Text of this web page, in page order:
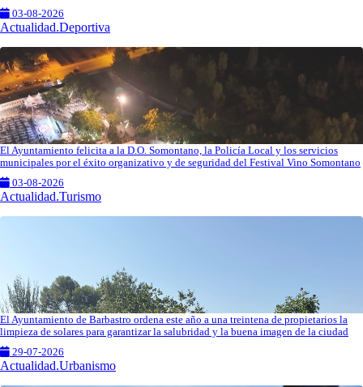
03-08-2026
Actualidad.Deportiva
El Ayuntamiento felicita a la D.O. Somontano, la Policía Local y los servicios
municipales por el éxito organizativo y de seguridad del Festival Vino Somontano
03-08-2026
Actualidad.Turismo
El Ayuntamiento de Barbastro ordena este año a una treintena de propietarios la
limpieza de solares para garantizar la salubridad y la buena imagen de la ciudad
29-07-2026
Actualidad.Urbanismo